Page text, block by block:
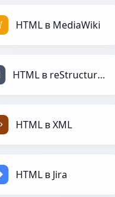
HTML в MediaWiki
HTML в reStructuredText
HTML в XML
HTML в Jira